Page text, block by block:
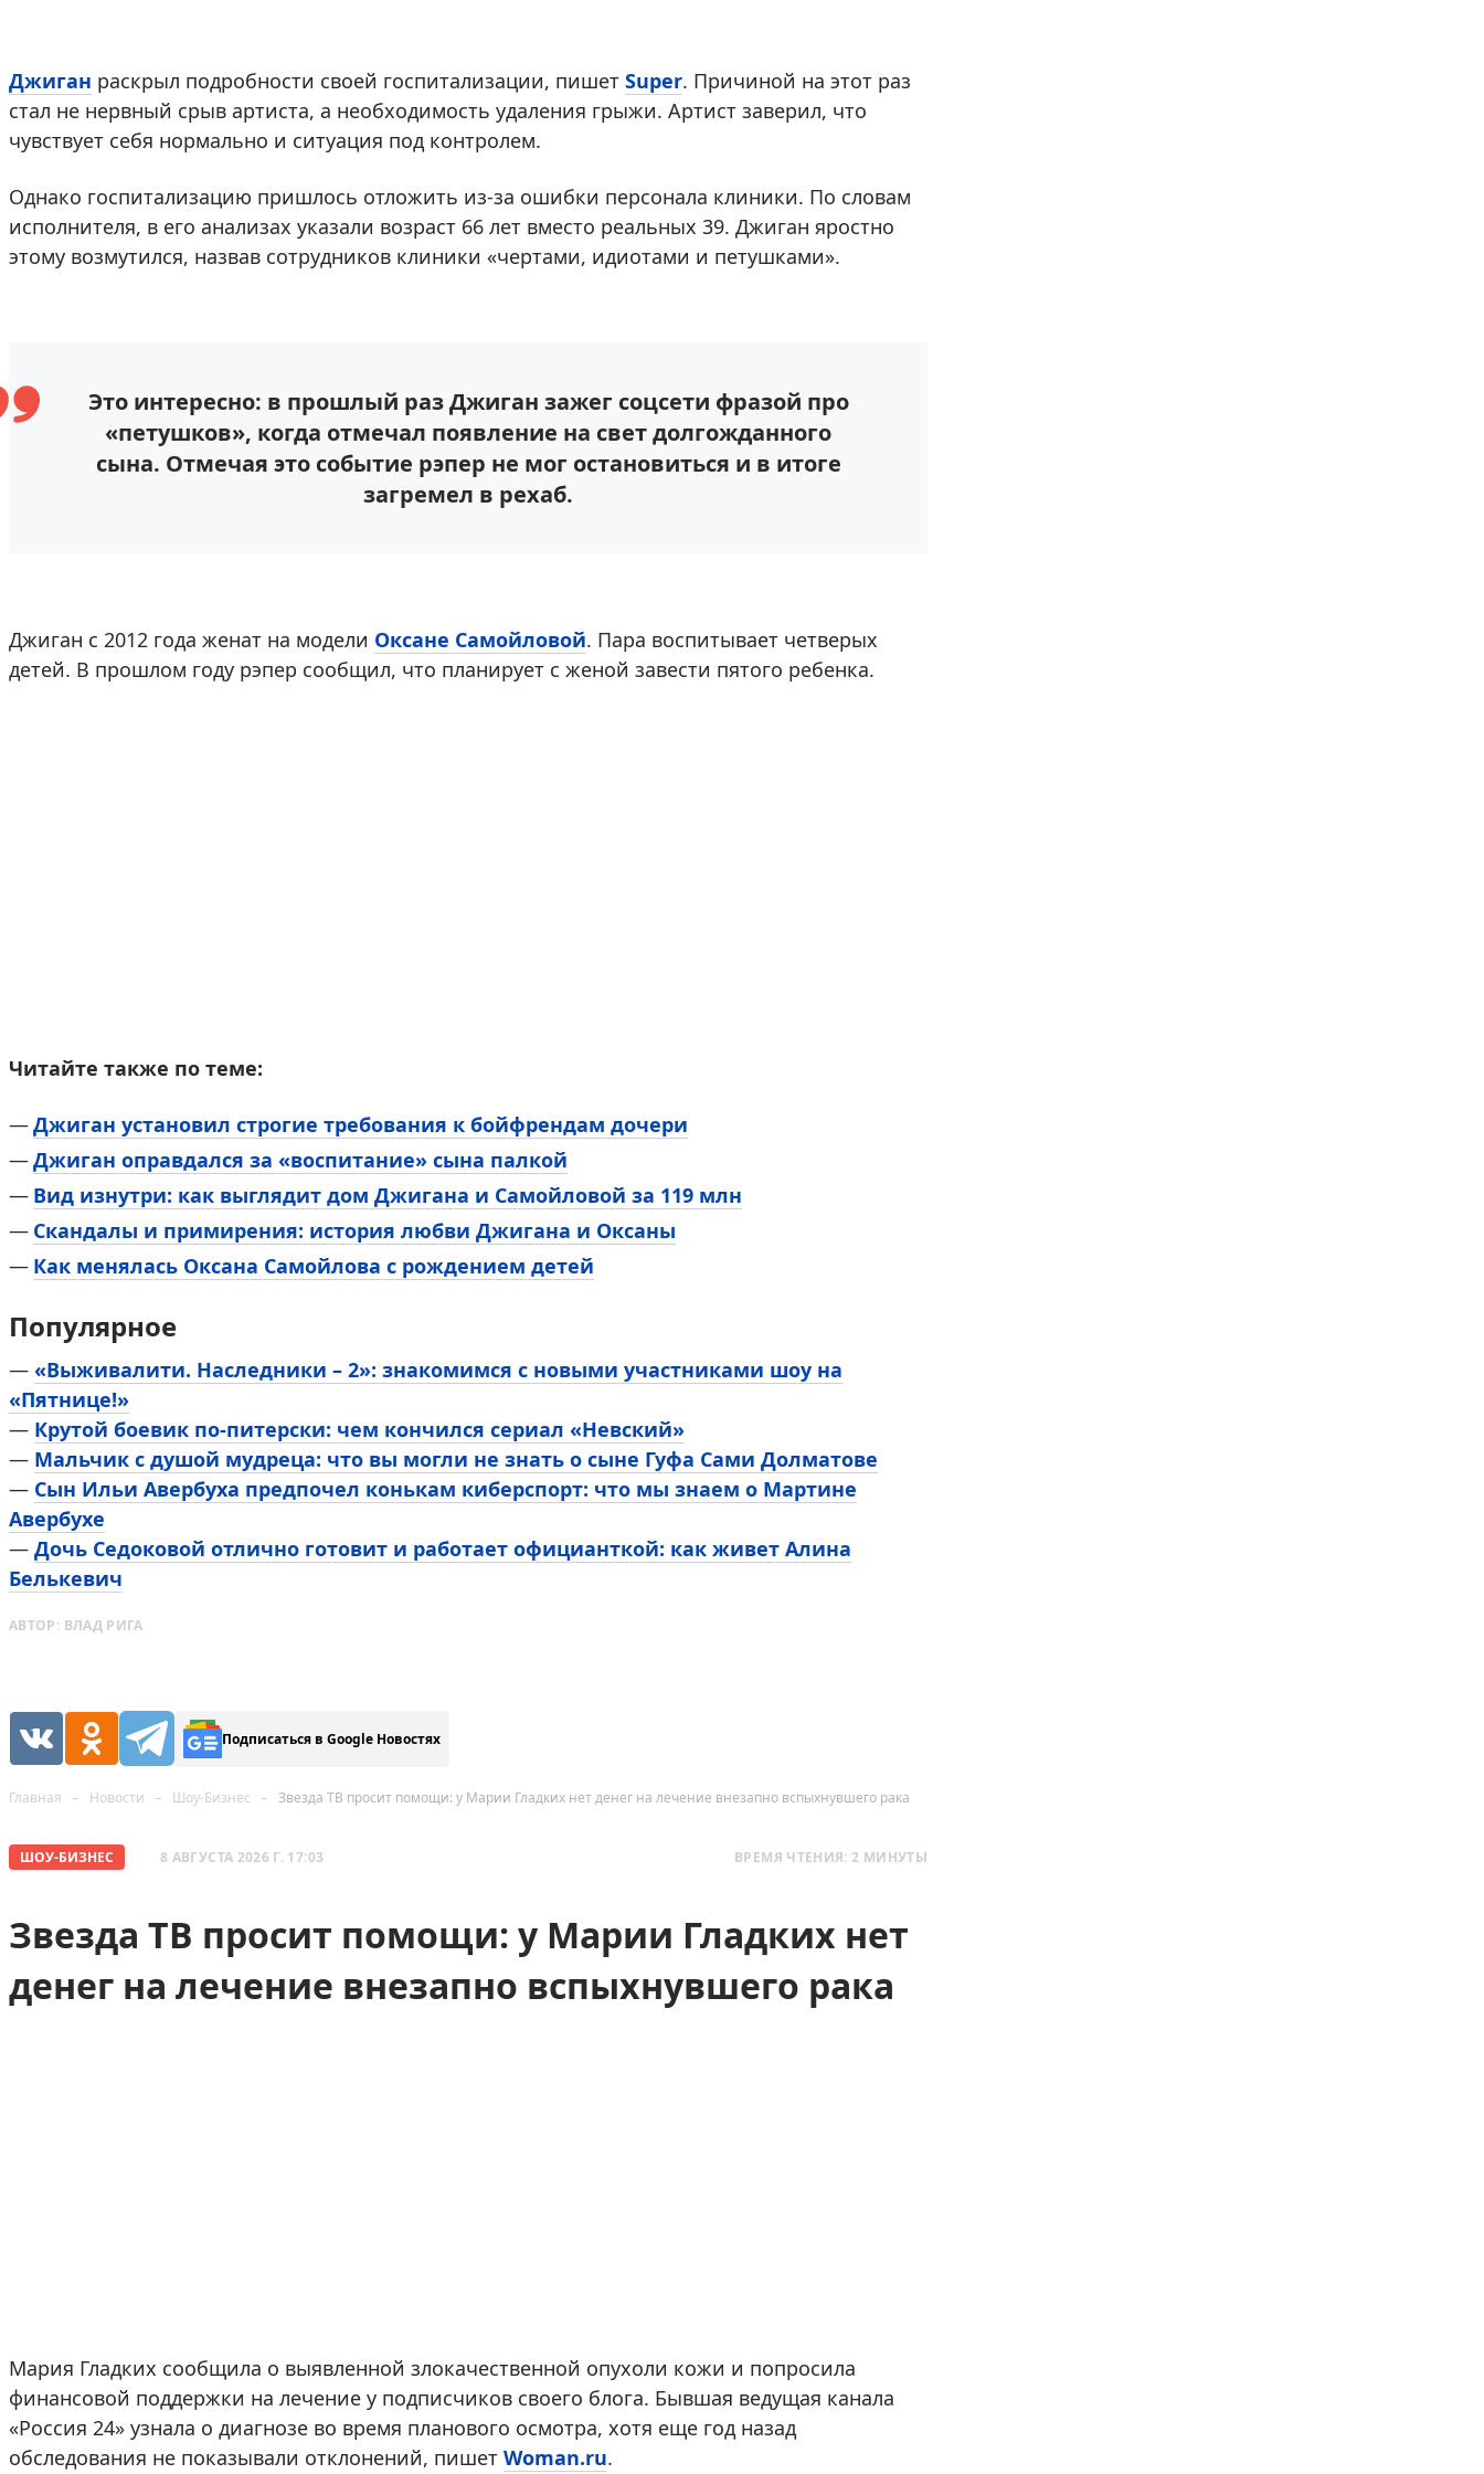
Джиган раскрыл подробности своей госпитализации, пишет Super. Причиной на этот раз
стал не нервный срыв артиста, а необходимость удаления грыжи. Артист заверил, что
чувствует себя нормально и ситуация под контролем.
Однако госпитализацию пришлось отложить из-за ошибки персонала клиники. По словам
исполнителя, в его анализах указали возраст 66 лет вместо реальных 39. Джиган яростно
этому возмутился, назвав сотрудников клиники «чертами, идиотами и петушками».
Это интересно: в прошлый раз Джиган зажег соцсети фразой про
«петушков», когда отмечал появление на свет долгожданного
сына. Отмечая это событие рэпер не мог остановиться и в итоге
загремел в рехаб.
Джиган с 2012 года женат на модели Оксане Самойловой. Пара воспитывает четверых
детей. В прошлом году рэпер сообщил, что планирует с женой завести пятого ребенка.
Читайте также по теме:
Джиган установил строгие требования к бойфрендам дочери
Джиган оправдался за «воспитание» сына палкой
Вид изнутри: как выглядит дом Джигана и Самойловой за 119 млн
Скандалы и примирения: история любви Джигана и Оксаны
Как менялась Оксана Самойлова с рождением детей
Популярное
— «Выживалити. Наследники – 2»: знакомимся с новыми участниками шоу на
«Пятнице!»
— Крутой боевик по-питерски: чем кончился сериал «Невский»
— Мальчик с душой мудреца: что вы могли не знать о сыне Гуфа Сами Долматове
— Сын Ильи Авербуха предпочел конькам киберспорт: что мы знаем о Мартине
Авербухе
— Дочь Седоковой отлично готовит и работает официанткой: как живет Алина
Белькевич
АВТОР: ВЛАД РИГА
Подписаться в Google Новостях
Главная Новости Шоу-Бизнес Звезда ТВ просит помощи: у Марии Гладких нет денег на лечение внезапно вспыхнувшего рака
ШОУ-БИЗНЕС 8 АВГУСТА 2026 Г. 17:03 ВРЕМЯ ЧТЕНИЯ: 2 МИНУТЫ
Звезда ТВ просит помощи: у Марии Гладких нет
денег на лечение внезапно вспыхнувшего рака
Мария Гладких сообщила о выявленной злокачественной опухоли кожи и попросила
финансовой поддержки на лечение у подписчиков своего блога. Бывшая ведущая канала
«Россия 24» узнала о диагнозе во время планового осмотра, хотя еще год назад
обследования не показывали отклонений, пишет Woman.ru.